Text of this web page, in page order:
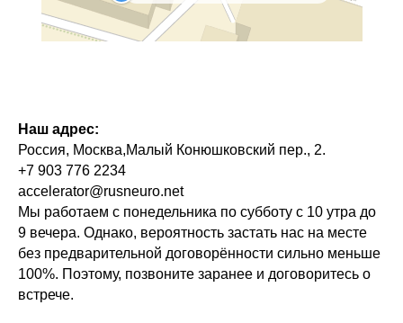
Наш адрес:
Россия, Москва,Малый Конюшковский пер., 2.
+7 903 776 2234
accelerator@rusneuro.net
Мы работаем с понедельника по субботу с 10 утра до
9 вечера. Однако, вероятность застать нас на месте
без предварительной договорённости сильно меньше
100%. Поэтому, позвоните заранее и договоритесь о
встрече.